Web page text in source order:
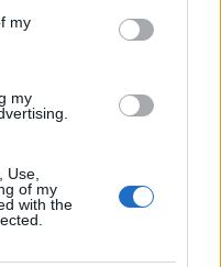
my
my
Use,
of my
with the
με υψηλή
τα πεπόνια, τα
οργανισμό